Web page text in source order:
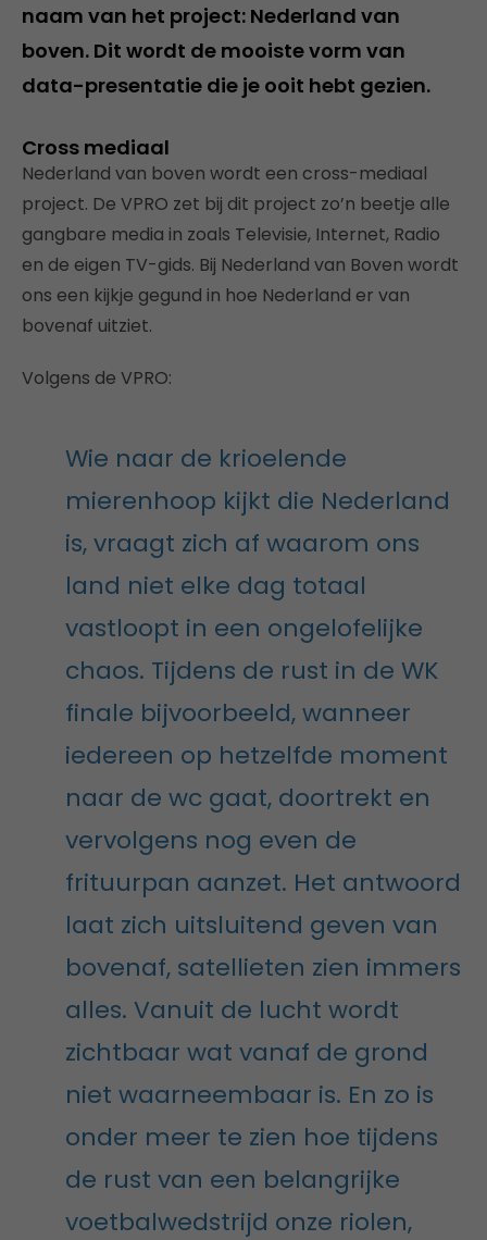
naam van het project: Nederland van
boven. Dit wordt de mooiste vorm van
data-presentatie die je ooit hebt gezien.
Cross mediaal
Nederland van boven wordt een cross-mediaal
project. De VPRO zet bij dit project zo’n beetje alle
gangbare media in zoals Televisie, Internet, Radio
en de eigen TV-gids. Bij Nederland van Boven wordt
ons een kijkje gegund in hoe Nederland er van
bovenaf uitziet.
Volgens de VPRO:
Wie naar de krioelende
mierenhoop kijkt die Nederland
is, vraagt zich af waarom ons
land niet elke dag totaal
vastloopt in een ongelofelijke
chaos. Tijdens de rust in de WK
finale bijvoorbeeld, wanneer
iedereen op hetzelfde moment
naar de wc gaat, doortrekt en
vervolgens nog even de
frituurpan aanzet. Het antwoord
laat zich uitsluitend geven van
bovenaf, satellieten zien immers
alles. Vanuit de lucht wordt
zichtbaar wat vanaf de grond
niet waarneembaar is. En zo is
onder meer te zien hoe tijdens
de rust van een belangrijke
voetbalwedstrijd onze riolen,